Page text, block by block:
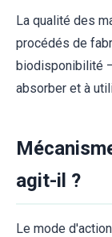
La qualité des
procédés de
biodisponibilité
absorber et à
agit-il ?
Le mode